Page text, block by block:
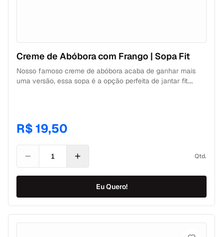
Creme de Abóbora com Frango | Sopa Fit
Nosso famoso creme de abóbora acaba de ganhar mais
uma versão, essa sopa é a opção perfeita de jantar fit.
R$ 19,50
Qtd.
Eu Quero!